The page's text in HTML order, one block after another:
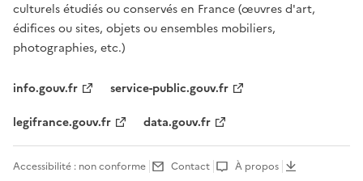
culturels étudiés ou conservés en France (œuvres d'art,
édifices ou sites, objets ou ensembles mobiliers,
photographies, etc.)
info.gouv.fr
service-public.gouv.fr
legifrance.gouv.fr
data.gouv.fr
Accessibilité : non conforme Contact À propos